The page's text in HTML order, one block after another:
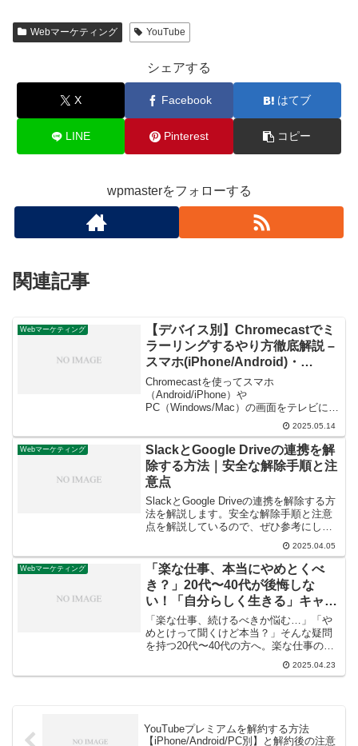
Webマーケティング YouTube
シェアする
X Facebook はてブ
LINE Pinterest コピー
wpmasterをフォローする
関連記事
Webマーケティング
【デバイス別】Chromecastでミ
ラーリングするやり方徹底解説 –
スマホ(iPhone/Android)・
PC(Windows/Mac)対応！
Chromecastを使ってスマホ
（Android/iPhone）や
PC（Windows/Mac）の画面をテレビに映
したい方へ。各デバイスでChromecastに
画面をミラーリングする手順を、必要な
アプリ（Google Home/Chrome）別に詳
しく解説。キャストとの違い、必要なも
の、トラブル対処法も。あなたの見たい
ものを大画面に映しましょう！
2025.05.14
Webマーケティング
SlackとGoogle Driveの連携を解
除する方法｜安全な解除手順と注
意点
SlackとGoogle Driveの連携を解除する方
法を解説します。安全な解除手順と注意
点を解説しているので、ぜひ参考にして
2025.04.05
Webマーケティング
「楽な仕事、本当にやめとくべ
き？」20代〜40代が後悔しな
い！「自分らしく生きる」キャリ
ア戦略
「楽な仕事、続けるべきか悩む…」「や
めとけって聞くけど本当？」そんな疑問
を持つ20代〜40代の方へ。楽な仕事の落
とし穴と、後悔しない「自分らしい生き
方・働き方」を見つけるための具体的な
2025.04.23
YouTubeプレミアムを解約する方法
【iPhone/Android/PC別】と解約後の注意